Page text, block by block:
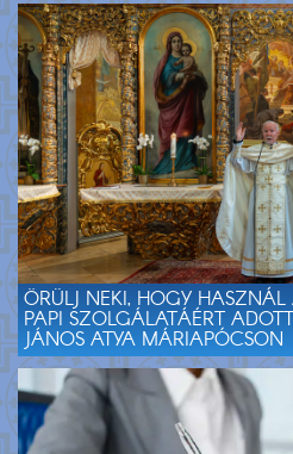
ÖRÜLJ NEKI, HOGY
PAPI SZOLGÁLATÁÉRT
JÁNOS ATYA MÁRIAPÓCSON